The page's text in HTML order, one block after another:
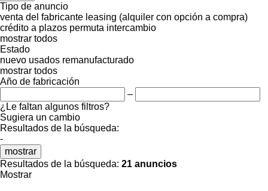
Tipo de anuncio
venta del fabricante leasing (alquiler con opción a compra)
crédito a plazos permuta intercambio
mostrar todos
Estado
nuevo usados remanufacturado
mostrar todos
Año de fabricación
–
¿Le faltan algunos filtros?
Sugiera un cambio
Resultados de la búsqueda:
-
mostrar
Resultados de la búsqueda: 21 anuncios
Mostrar